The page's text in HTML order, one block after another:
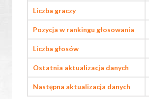
Liczba graczy
Pozycja w rankingu głosowania
Liczba głosów
Ostatnia aktualizacja danych
Następna aktualizacja danych